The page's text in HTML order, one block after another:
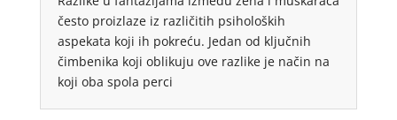
često proizlaze iz različitih psiholoških
aspekata koji ih pokreću. Jedan od ključnih
čimbenika koji oblikuju ove razlike je način na
koji oba spola perci